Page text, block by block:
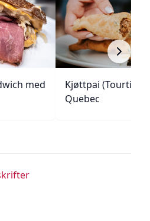
med
Kjøttpai
Quebec